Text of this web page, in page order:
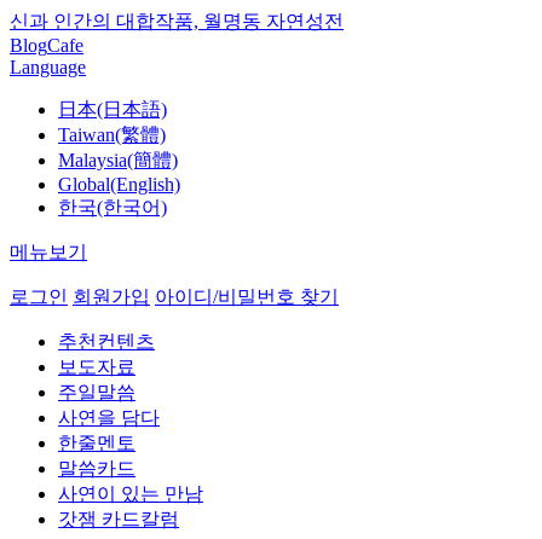
신과 인간의 대합작품, 월명동 자연성전
BlogCafe
Language
日本(日本語)
Taiwan(繁體)
Malaysia(簡體)
Global(English)
한국(한국어)
메뉴보기
로그인 회원가입 아이디/비밀번호 찾기
추천컨텐츠
보도자료
주일말씀
사연을 담다
한줄멘토
말씀카드
사연이 있는 만남
갓잼 카드칼럼